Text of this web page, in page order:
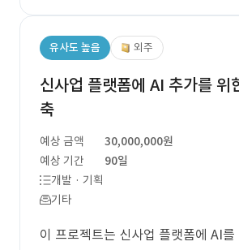
유사도 높음 외주
신사업 플랫폼에 AI 추가를 위
축
예상 금액
30,000,000원
예상 기간
90일
개발 · 기획
기타
이 프로젝트는 신사업 플랫폼에 AI를